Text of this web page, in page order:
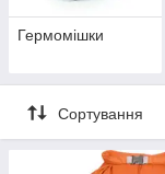
Гермомішки
Сортування